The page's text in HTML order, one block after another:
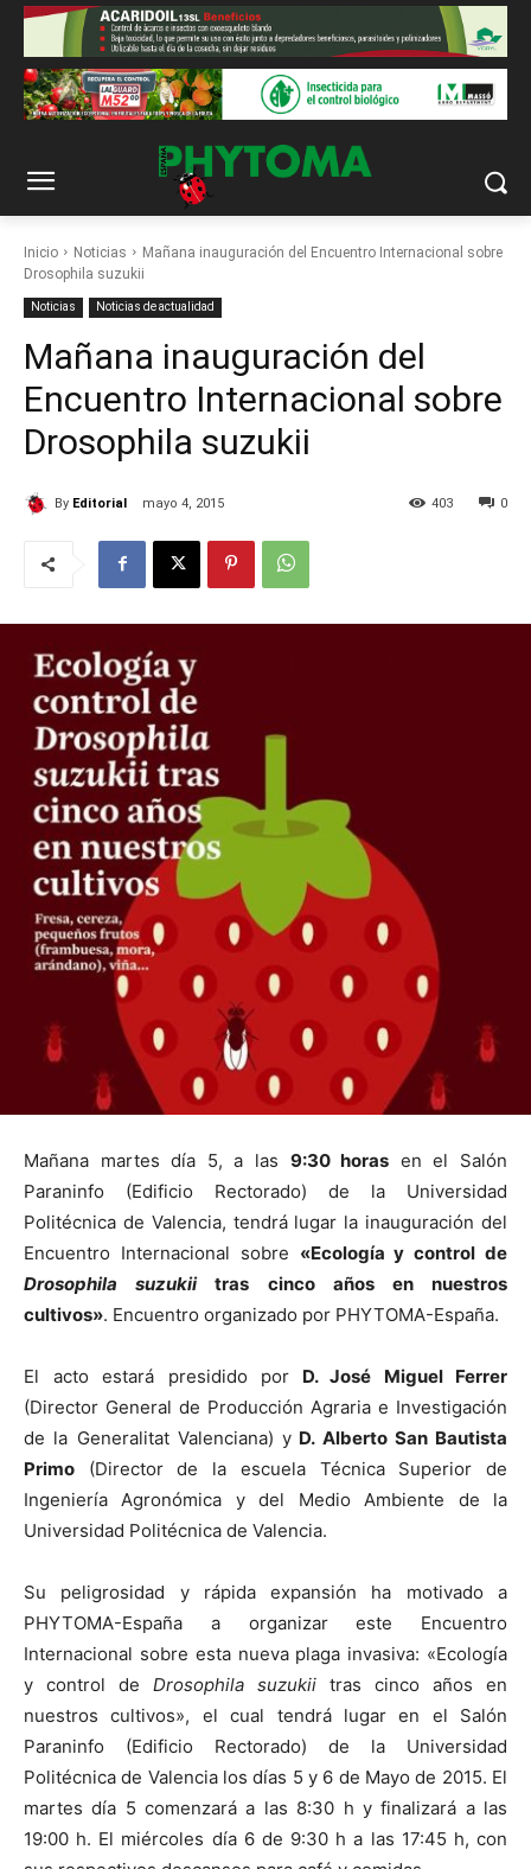
Inicio Noticias
Mañana inauguración del Encuentro Internacional sobre
Drosophila suzukii
Noticias Noticias de actualidad
Mañana inauguración del
Encuentro Internacional sobre
Drosophila suzukii
By Editorial mayo 4, 2015 0
403
Mañana martes día 5, a las 9:30 horas en el Salón
Paraninfo (Edificio Rectorado) de la Universidad
Politécnica de Valencia, tendrá lugar la inauguración del
Encuentro Internacional sobre «Ecología y control de
Drosophila suzukiitras cinco años en nuestros
cultivos». Encuentro organizado por PHYTOMA-España.
El acto estará presidido por D. José Miguel Ferrer
(Director General de Producción Agraria e Investigación
de la GeneralitatValenciana) y D. Alberto San Bautista
Primo (Director de la escuela Técnica Superior de
Ingeniería Agronómica y del Medio Ambiente de la
Universidad Politécnica de Valencia.
Su peligrosidad y rápida expansión ha motivado a
PHYTOMA-España a organizar este Encuentro
Internacional sobre esta nueva plaga invasiva: «Ecología
y control de Drosophila suzukii tras cinco años en
nuestros cultivos», el cual tendrá lugar en el Salón
Paraninfo (Edificio Rectorado) de la Universidad
Politécnica de Valencia los días 5 y 6 de Mayo de 2015. El
martes día 5 comenzará a las 8:30 h y finalizará a las
19:00 h. El miércoles día 6 de 9:30 h a las 17:45 h, con